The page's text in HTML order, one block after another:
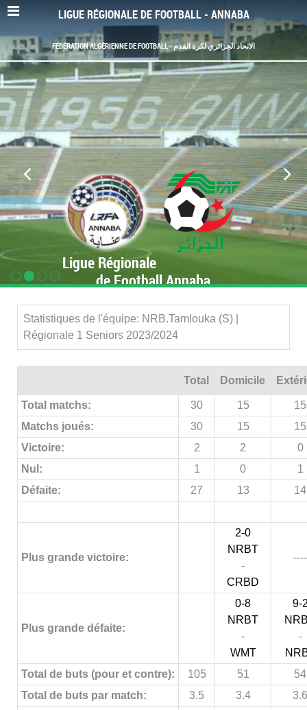
LIGUE RÉGIONALE DE FOOTBALL - ANNABA
FÉDÉRATION ALGÉRIENNE DE FOOTBALL - الاتحاد الجزائري لكرة القدم
Ligue Régionale
de Football Annaba
Statistiques de l'équipe: NRB.Tamlouka (S) |
Régionale 1 Seniors 2023/2024
Total Domicile
Total matchs: 30 15
15
Matchs joués:
30 15
15
Victoire:
2 2
0
Nul:
1 0
1
Défaite:
27 13 14
Plus grande victoire:
2-0
NRBT
-
CRBD
----
Plus grande défaite:
0-8
NRBT
-
WMT
9-
-
Total de buts (pour et contre):
105 51
54
Total de buts par match:
3.5 3.4
3.6